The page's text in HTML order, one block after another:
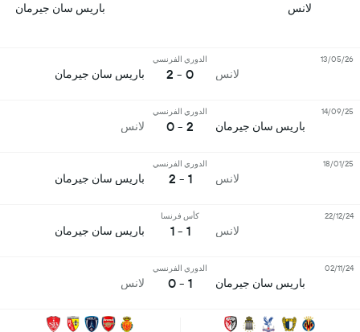
لانس باريس سان جيرمان
لانس
الدوري الفرنسي
0 - 2 باريس سان جيرمان
13/05/26
باريس سان جيرمان
الدوري الفرنسي
2 - 0 لانس
14/09/25
لانس
الدوري الفرنسي
1 - 2 باريس سان جيرمان
18/01/25
لانس
كأس فرنسا
1 - 1 باريس سان جيرمان
22/12/24
باريس سان جيرمان
الدوري الفرنسي
1 - 0 لانس
02/11/24